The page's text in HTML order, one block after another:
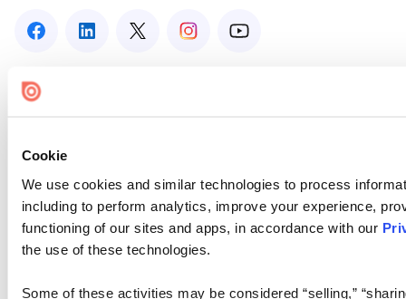
Cookie
We use cookies and similar technologies to process
including to perform analytics, improve your experience,
functioning of our sites and apps, in accordance with our
the use of these technologies.
Some of these activities may be considered “selling,”